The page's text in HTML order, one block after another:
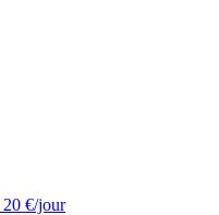
20 €/jour